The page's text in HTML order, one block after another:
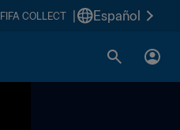
FIFA COLLECT Español